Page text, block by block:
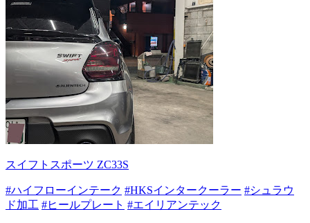
スイフトスポーツ ZC33S
#ハイフローインテーク #HKSインタークーラー #シュラウ
ド加工 #ヒールプレート #エイリアンテック